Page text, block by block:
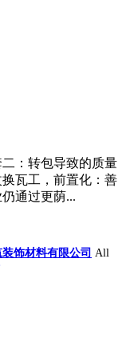
：转包导致的质量
瓦工，前置化：善
通过更荫...
饰材料有限公司 All